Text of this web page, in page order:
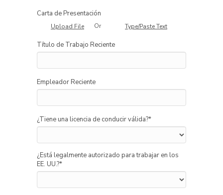
Carta de Presentación
Upload File Or Type/Paste Text
Título de Trabajo Reciente
Empleador Reciente
¿Tiene una licencia de conducir válida?*
¿Está legalmente autorizado para trabajar en los
EE. UU.?*